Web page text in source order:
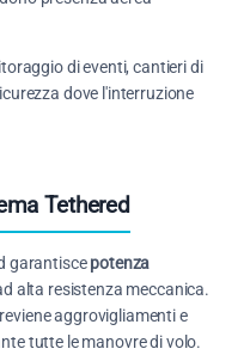
di eventi, cantieri di
dove l'interruzione
Tethered
garantiscepotenza
alta resistenza meccanica.
aggrovigliamenti e
tutte le manovre di volo.